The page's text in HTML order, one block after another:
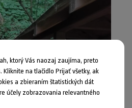
ktorý Vás naozaj zaujíma, preto
Kliknite na tlačidlo Prijať všetky, ak
a zbieraním štatistických dát
účely zobrazovania relevantného